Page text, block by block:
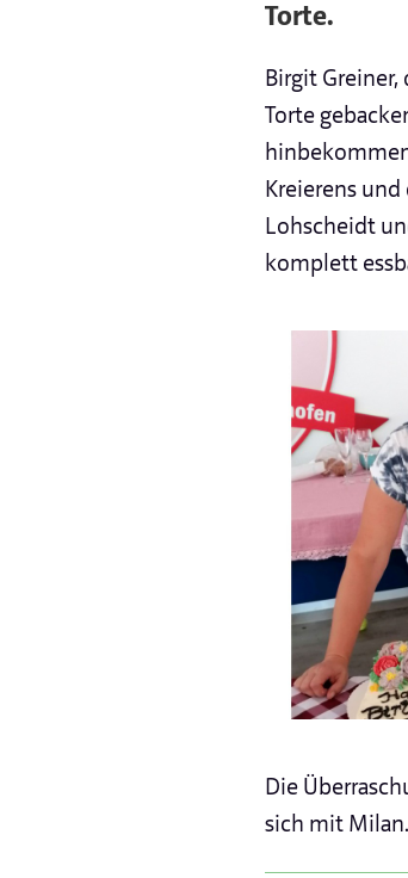
Torte.
Birgit Greiner,
Torte
Kreierens
Lohscheidt
komplett
Die
sich mit Milan.